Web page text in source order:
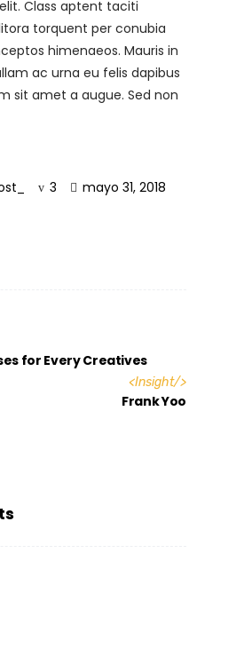
Class aptent taciti
torquent per conubia
himenaeos. Mauris in
ac urna eu felis dapibus
sit amet a augue. Sed non
3 mayo 31, 2018
for Every Creatives
<Insight/>
Frank Yoo